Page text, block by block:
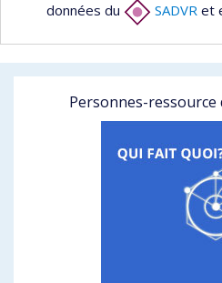
données du
SADVR et
Personnes-ressource